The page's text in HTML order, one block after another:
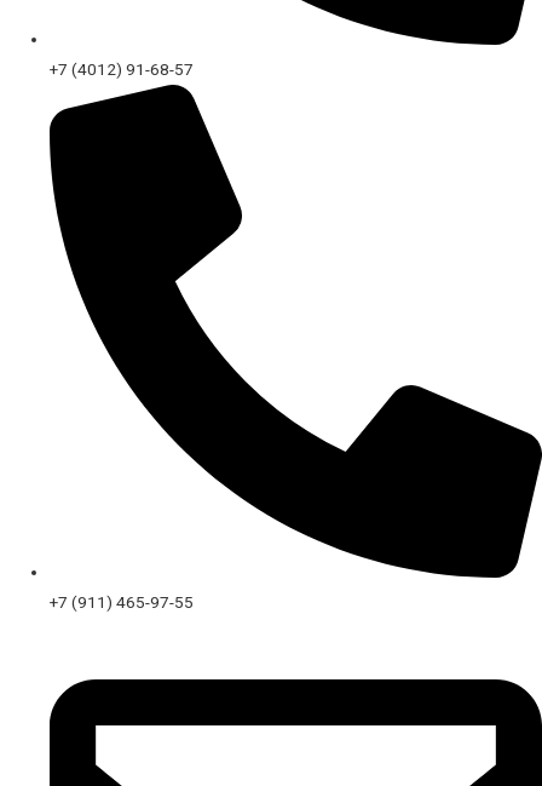
+7 (4012) 91-68-57
+7 (911) 465-97-55